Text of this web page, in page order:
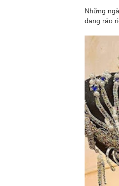
Những
đang ráo